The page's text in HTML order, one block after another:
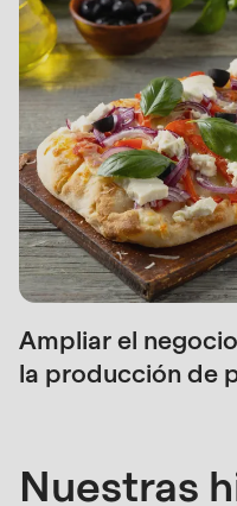
Ampliar el
la producción de
Nuestras